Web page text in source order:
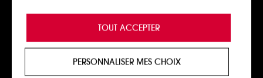
Amyris homme
471,43€ /100ml
GUERLAIN
Eau de Guerlain
Eau de Toilette
28
de vous offrir une expérience enrichie et
personnalisée en vous recommandant des
produits, des services et des contenus qui
proposer des offres promotionnelles adaptées à
TOUT ACCEPTER
PERSONNALISER MES CHOIX